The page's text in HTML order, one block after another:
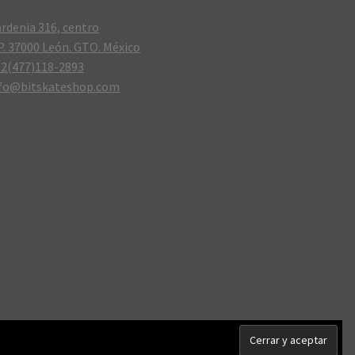
316, centro
37000 León. GTO. México
2893